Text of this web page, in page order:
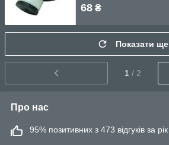
68 ₴
Показати ще
1 / 2
Про нас
95% позитивних з 473 відгуків за рік